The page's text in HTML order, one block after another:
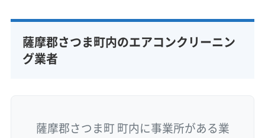
薩摩郡さつま町内のエアコンクリーニン
グ業者
薩摩郡さつま町 町内に事業所がある業